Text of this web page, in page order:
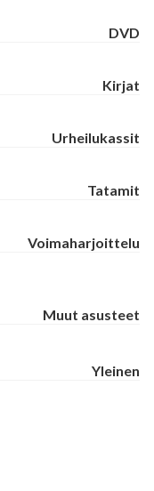
DVD
Kirjat
Urheilukassit
Tatamit
Voimaharjoittelu
Muut asusteet
Yleinen